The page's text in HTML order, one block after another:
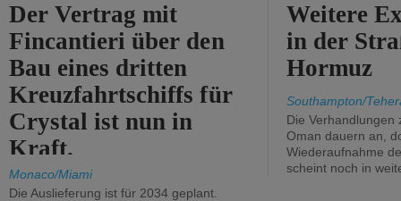
Der Vertrag mit
Fincantieri über den
Bau eines dritten
Kreuzfahrtschiffs für
Crystal ist nun in
Kraft.
Monaco/Miami
Die Auslieferung ist für 2034 geplant.
Weitere
in der
Hormuz
Southampton/
Die Verhandlungen
Oman dauern an,
Wiederaufnahme
scheint noch in